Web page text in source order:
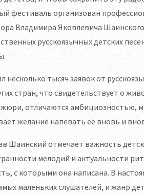
фестиваль организован
Владимира Яковлевича
русскоязычных детских
несколько тысяч заявок от
стран, что свидетельствует о
отличаются амбициозностью,
желание напевать её вновь и
Шаинский отмечает важность
мелодий и актуальности
с которыми она написана. В
маленьких слушателей, и жанр